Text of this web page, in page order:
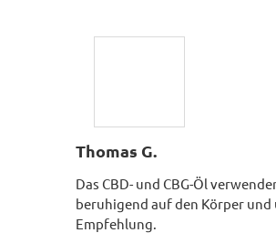
Thomas G.
Das CBD- und CBG-Öl
beruhigend auf den Körper
Empfehlung.